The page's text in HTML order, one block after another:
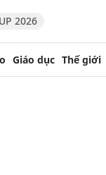
2026
Giáo dục Thế giới